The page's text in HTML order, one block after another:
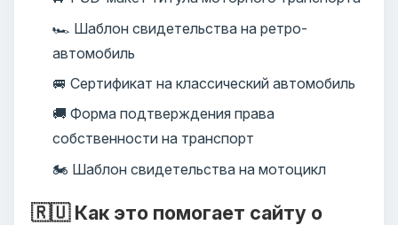
🏎️ Шаблон свидетельства на ретро-
автомобиль
🚐 Сертификат на классический автомобиль
🚚 Форма подтверждения права
собственности на транспорт
🏍️ Шаблон свидетельства на мотоцикл
🇷🇺 Как это помогает сайту о